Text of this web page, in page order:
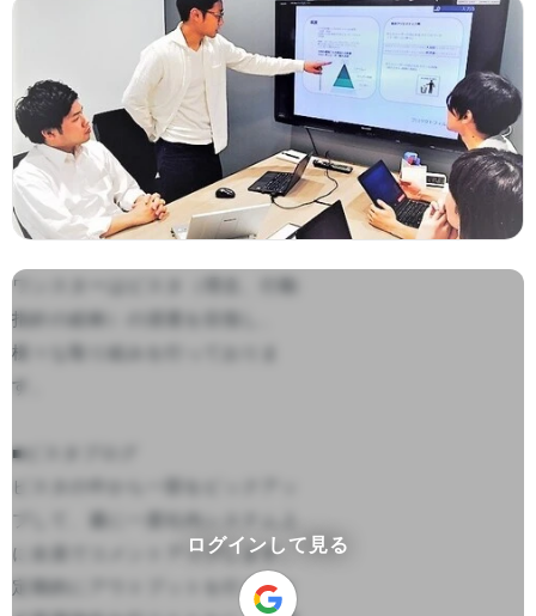
ワンスターはビスタ（理念、行動
指針の総称）の浸透を目指し、
様々な取り組みを行っておりま
す。
■ビスタブログ
ビスタの中から一部をピックアッ
プして、週に一度社内システム上
に全員でコメントアップします。
定期的にアウトプットを行うこと
ログインして見る